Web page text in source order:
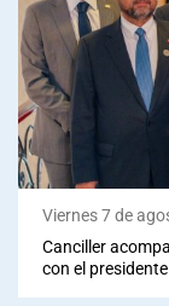
Viernes 7 de
Canciller
con el